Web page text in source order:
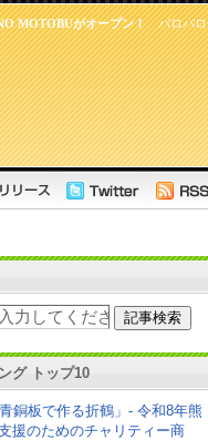
パロパロ
MOTOBUがオープン！
グ トップ10
青銅板で作る折鶴」- 令和8年熊
援のためのチャリティー商